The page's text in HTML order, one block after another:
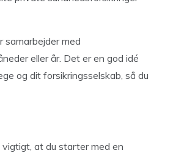
samarbejder med
eller år. Det er en god idé
og dit forsikringsselskab, så du
at du starter med en